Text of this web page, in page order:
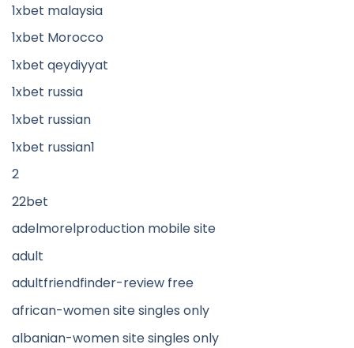
1xbet malaysia
1xbet Morocco
1xbet qeydiyyat
1xbet russia
1xbet russian
1xbet russian1
2
22bet
adelmorelproduction mobile site
adult
adultfriendfinder-review free
african-women site singles only
albanian-women site singles only